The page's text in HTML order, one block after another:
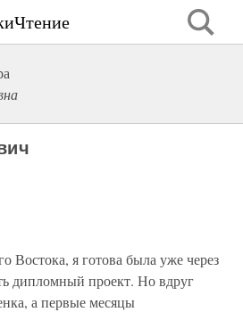
Востока, я готова была уже через
дипломный проект. Но вдруг
а первые месяцы